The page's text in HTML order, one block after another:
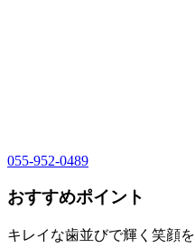
055-952-0489
おすすめポイント
キレイな歯並びで輝く笑顔を